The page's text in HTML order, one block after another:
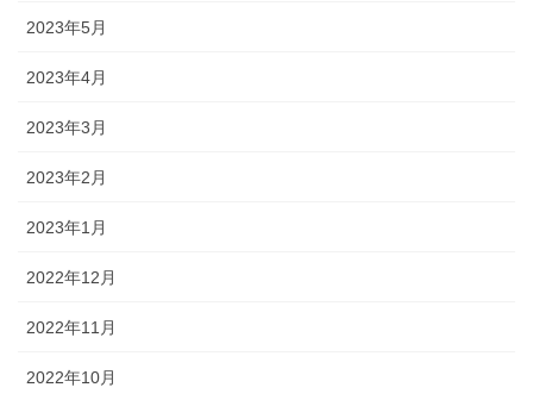
2023年5月
2023年4月
2023年3月
2023年2月
2023年1月
2022年12月
2022年11月
2022年10月